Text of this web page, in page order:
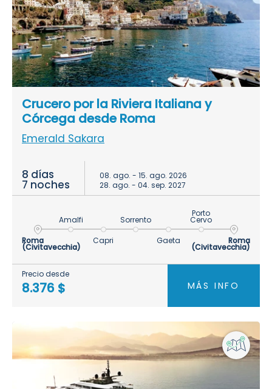
Crucero por la Riviera Italiana y
Córcega desde Roma
Emerald Sakara
8 días
7 noches
08. ago. - 15. ago. 2026
28. ago. - 04. sep. 2027
Roma
(Civitavecchia)
Amalfi
Capri
Sorrento
Gaeta
Porto
Cervo
Roma
(Civitavecchia)
Precio desde
8.376 $ MÁS INFO